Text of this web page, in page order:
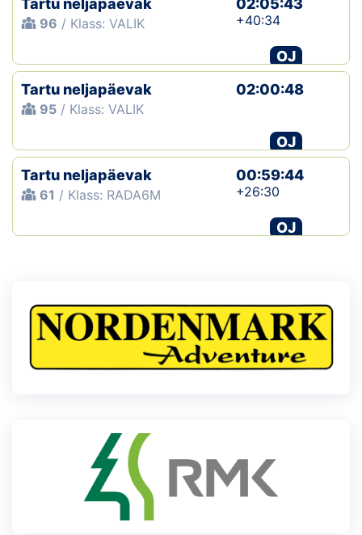
Tartu neljapäevak
96 / Klass: VALIK
02:05:43
+40:34
OJ
Tartu neljapäevak
95 / Klass: VALIK
02:00:48
OJ
Tartu neljapäevak
61 / Klass: RADA6M
00:59:44
+26:30
OJ